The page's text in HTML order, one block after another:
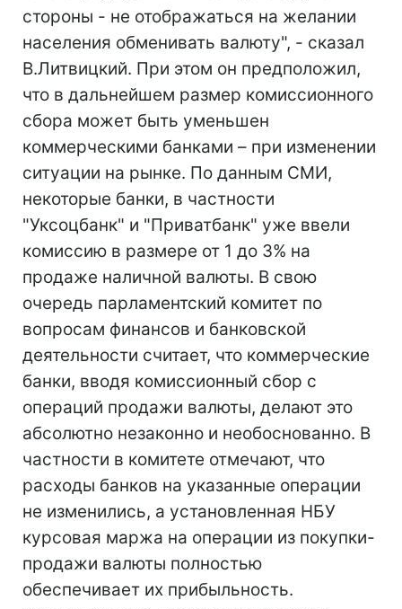
стороны - не отображаться на желании
населения обменивать валюту", - сказал
В.Литвицкий. При этом он предположил,
что в дальнейшем размер комиссионного
сбора может быть уменьшен
коммерческими банками – при изменении
ситуации на рынке. По данным СМИ,
некоторые банки, в частности
"Уксоцбанк" и "Приватбанк" уже ввели
комиссию в размере от 1 до 3% на
продаже наличной валюты. В свою
очередь парламентский комитет по
вопросам финансов и банковской
деятельности считает, что коммерческие
банки, вводя комиссионный сбор с
операций продажи валюты, делают это
абсолютно незаконно и необоснованно. В
частности в комитете отмечают, что
расходы банков на указанные операции
не изменились, а установленная НБУ
курсовая маржа на операции из покупки-
продажи валюты полностью
обеспечивает их прибыльность.